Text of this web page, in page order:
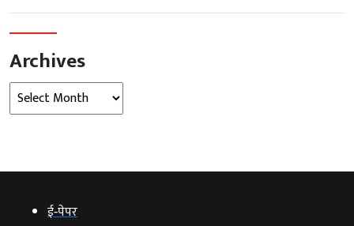
Archives
Archives
ई‑पेपर